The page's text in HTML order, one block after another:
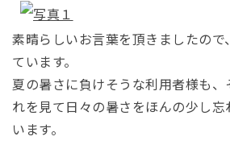
素晴らしいお言葉を頂きましたので
ています。
夏の暑さに負けそうな利用者様も
れを見て日々の暑さをほんの少し
います。